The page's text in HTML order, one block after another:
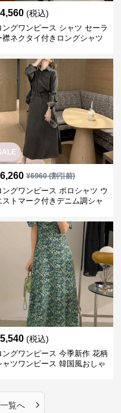
4,560 (税込)
ングワンピース シャツ セーラ
襟ネクタイ付きロングシャツ
6,260 ¥6960(割引前)
ングワンピース ポロシャツ ウ
ストマーク付きデニム調シャ
5,540 (税込)
ングワンピース 今季新作 花柄
ャツワンピース 韓国風おしゃ
覧へ ›